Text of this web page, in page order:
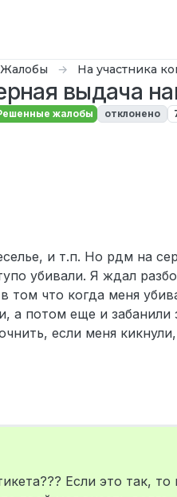
Жалобы На участника
выдача
жалобы отклонено
и т.п. Но рдм на
убивали. Я ждал
том что когда меня
а потом еще и
если меня
Если это так,